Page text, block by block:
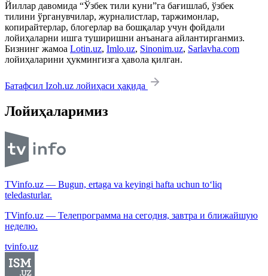
Йиллар давомида “Ўзбек тили куни”га бағишлаб, ўзбек
тилини ўрганувчилар, журналистлар, таржимонлар,
копирайтерлар, блогерлар ва бошқалар учун фойдали
лойиҳаларни ишга туширишни анъанага айлантирганмиз.
Бизнинг жамоа Lotin.uz, Imlo.uz, Sinonim.uz, Sarlavha.com
лойиҳаларини ҳукмингизга ҳавола қилган.
Батафсил Izoh.uz лойиҳаси ҳақида
Лойиҳаларимиз
TVinfo.uz — Bugun, ertaga va keyingi hafta uchun to‘liq
teledasturlar.
TVinfo.uz — Телепрограмма на сегодня, завтра и ближайшую
неделю.
tvinfo.uz